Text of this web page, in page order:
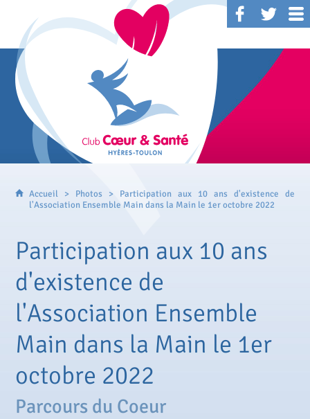
Accueil > Photos > Participation aux 10 ans d'existence de
l'Association Ensemble Main dans la Main le 1er octobre 2022
Participation aux 10 ans
d'existence de
l'Association Ensemble
Main dans la Main le 1er
octobre 2022
Parcours du Coeur